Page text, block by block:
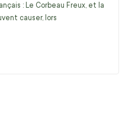
: Le Corbeau Freux, et la
causer, lors